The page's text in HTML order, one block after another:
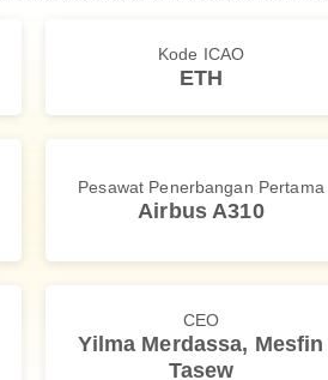
Kode ICAO
ETH
Pesawat Penerbangan Pertama
Airbus A310
CEO
Yilma Merdassa, Mesfin
Tasew